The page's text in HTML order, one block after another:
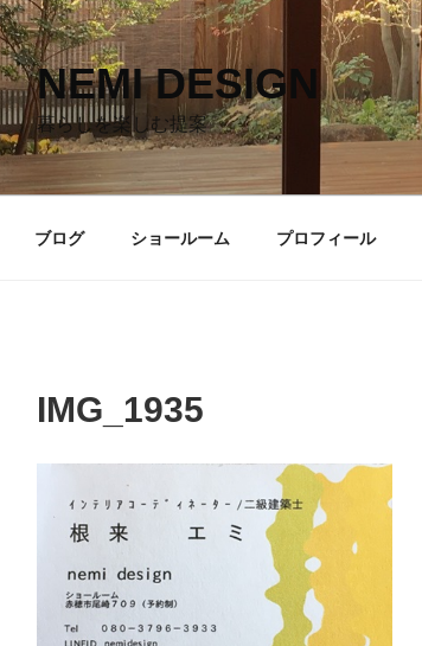
NEMI DESIGN
暮らしを楽しむ提案
ブログ ショールーム プロフィール
IMG_1935